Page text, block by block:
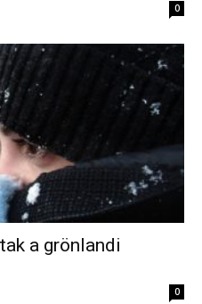
0
a grönlandi
0